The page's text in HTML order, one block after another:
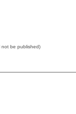
not be published)